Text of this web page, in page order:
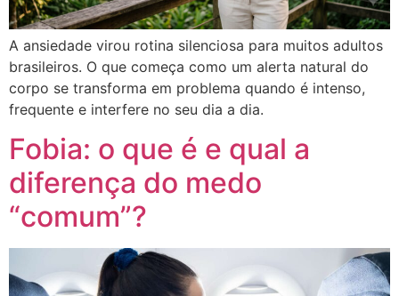
A ansiedade virou rotina silenciosa para muitos adultos
brasileiros. O que começa como um alerta natural do
corpo se transforma em problema quando é intenso,
frequente e interfere no seu dia a dia.
Fobia: o que é e qual a
diferença do medo
“comum”?